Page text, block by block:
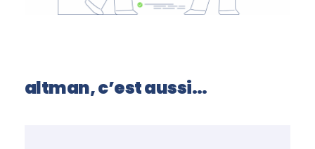
altman, c’est aussi…